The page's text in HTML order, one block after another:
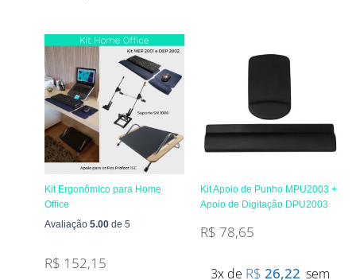
Kit Ergonômico para Home
Office
Avaliação 5.00de 5
R$ 152,15
Kit Apoio de Punho MPU2003 +
Apoio de Digitação DPU2003
R$ 78,65
3x de R$ 26,22 sem